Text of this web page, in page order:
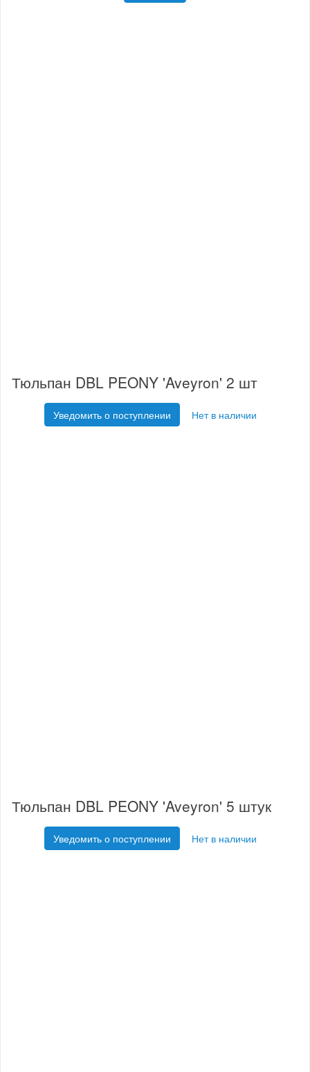
Тюльпан DBL PEONY 'Aveyron' 2 шт
Уведомить о поступлении Нет в наличии
Тюльпан DBL PEONY 'Aveyron' 5 штук
Уведомить о поступлении Нет в наличии